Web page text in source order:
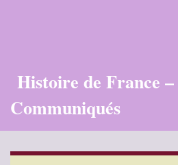
Histoire de France –
Communiqués